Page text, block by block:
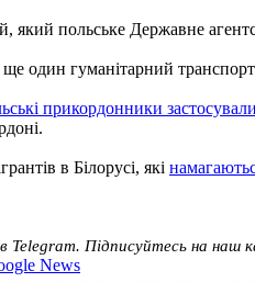
який польське Державне
один гуманітарний
прикордонники
в Білорусі, які
Telegram. Підписуйтесь на наш
News